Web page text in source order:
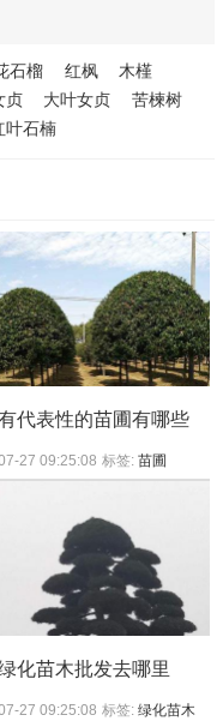
石榴 红枫
木槿
贞 大叶女贞
苦楝树
叶石楠
代表性的苗圃有哪些
27 09:25:08 标签:苗圃
化苗木批发去哪里
27 09:25:08 标签:绿化苗木